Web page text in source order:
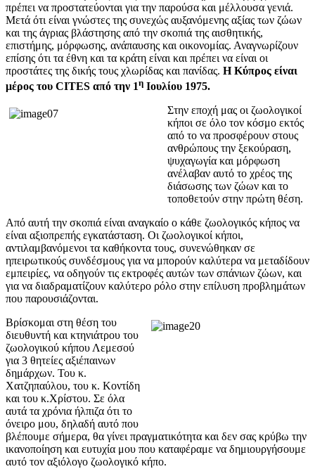
πρέπει να προστατεύονται για την παρούσα και μέλλουσα γενιά.
Μετά ότι είναι γνώστες της συνεχώς αυξανόμενης αξίας των ζώων
και της άγριας βλάστησης από την σκοπιά της αισθητικής,
επιστήμης, μόρφωσης, ανάπαυσης και οικονομίας. Αναγνωρίζουν
επίσης ότι τα έθνη και τα κράτη είναι και πρέπει να είναι οι
προστάτες της δικής τους χλωρίδας και πανίδας. Η Κύπρος είναι
μέρος του CITES από την 1η Ιουλίου 1975.
Στην εποχή μας οι ζωολογικοί
κήποι σε όλο τον κόσμο εκτός
από το να προσφέρουν στους
ανθρώπους την ξεκούραση,
ψυχαγωγία και μόρφωση
ανέλαβαν αυτό το χρέος της
διάσωσης των ζώων και το
τοποθετούν στην πρώτη θέση.
Από αυτή την σκοπιά είναι αναγκαίο ο κάθε ζωολογικός κήπος να
είναι αξιοπρεπής εγκατάσταση. Οι ζωολογικοί κήποι,
αντιλαμβανόμενοι τα καθήκοντα τους, συνενώθηκαν σε
ηπειρωτικούς συνδέσμους για να μπορούν καλύτερα να μεταδίδουν
εμπειρίες, να οδηγούν τις εκτροφές αυτών των σπάνιων ζώων, και
για να διαδραματίζουν καλύτερο ρόλο στην επίλυση προβλημάτων
που παρουσιάζονται.
Βρίσκομαι στη θέση του
διευθυντή και κτηνιάτρου του
ζωολογικού κήπου Λεμεσού
για 3 θητείες αξιέπαινων
δημάρχων. Του κ.
Χατζηπαύλου, του κ. Κοντίδη
και του κ.Χρίστου. Σε όλα
αυτά τα χρόνια ήλπιζα ότι το
όνειρο μου, δηλαδή αυτό που
βλέπουμε σήμερα, θα γίνει πραγματικότητα και δεν σας κρύβω την
ικανοποίηση και ευτυχία μου που καταφέραμε να δημιουργήσουμε
αυτό τον αξιόλογο ζωολογικό κήπο.